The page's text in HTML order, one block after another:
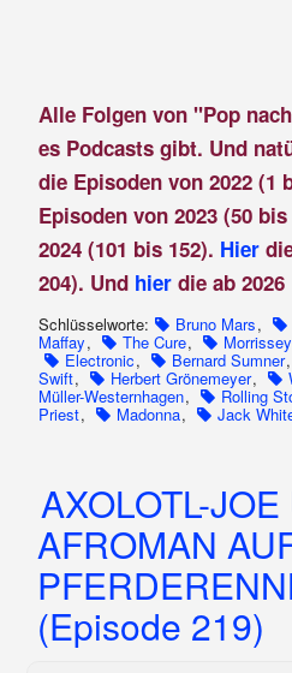
Alle Folgen von "Pop
es Podcasts gibt. Und
die Episoden von 2022 (1
Episoden von 2023 (50 bis
2024 (101 bis 152). Hier
204). Und hier die ab 2026
Schlüsselworte: Bruno Mars,
Maffay, The Cure, Morrissey
Electronic, Bernard Sumner,
Swift, Herbert Grönemeyer,
Müller-Westernhagen, Rolling
Priest, Madonna, Jack
AXOLOTL-
AFROMAN
(Episode 219)